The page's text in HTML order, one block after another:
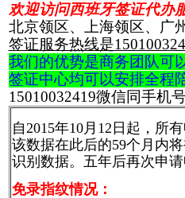
欢迎访问西班牙签证代办
北京领区、上海领区、广
签证服务热线是
我们的优势是商务团队可
签证中心均可以安排全程
15010032419微信同手机
自2015年10月12日起，所
该数据在此后的59个月内
识别数据。五年后再次申
免录指纹情况：